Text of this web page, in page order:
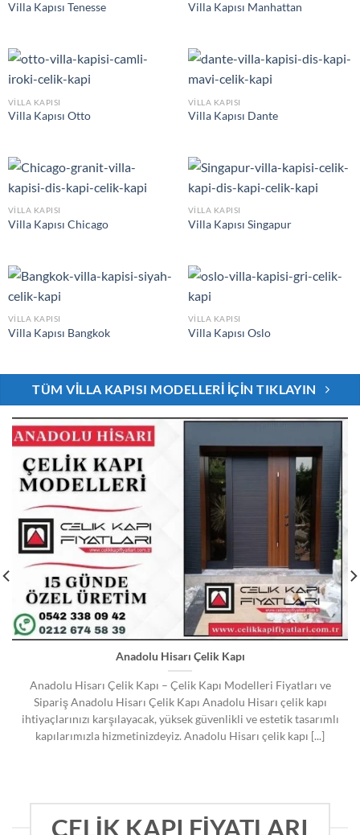
Villa Kapısı Tenesse Villa Kapısı Manhattan
VILLA KAPISI
Villa Kapısı Otto
VILLA KAPISI
Villa Kapısı Dante
VILLA KAPISI
Villa Kapısı Chicago
VILLA KAPISI
Villa Kapısı Singapur
VILLA KAPISI
Villa Kapısı Bangkok
VILLA KAPISI
Villa Kapısı Oslo
TÜM VILLA KAPISI MODELLERI İÇIN TIKLAYIN
Anadolu Hisarı Çelik Kapı
Anadolu Hisarı Çelik Kapı – Çelik Kapı Modelleri Fiyatları ve
Sipariş Anadolu Hisarı Çelik Kapı Anadolu Hisarı çelik kapı
ihtiyaçlarınızı karşılayacak, yüksek güvenlikli ve estetik tasarımlı
kapılarımızla hizmetinizdeyiz. Anadolu Hisarı çelik kapı [...]
ÇELİK KAPI FİYATLARI